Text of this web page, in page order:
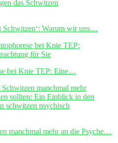
Schwitzen‘: Warum wir uns…
bei Knie TEP: Eine…
manchmal mehr an die Psyche…